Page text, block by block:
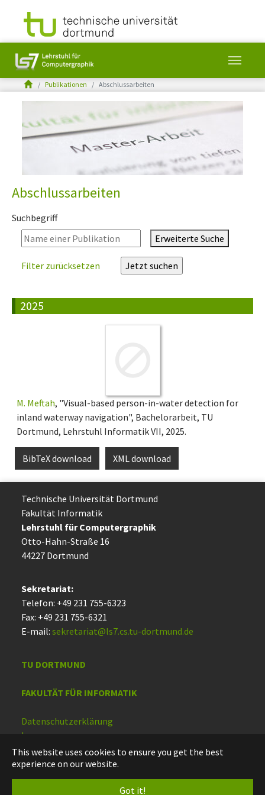
This website uses cookies to ensure you get the best
experience on our website.
Got it!
Skip to main content
You are here:Publikationen Abschlussarbeiten
Abschlussarbeiten
Suchbegriff
Erweiterte Suche
Filter zurücksetzen
2025
M. Meftah, "Visual-based person-in-water detection for
inland waterway navigation", Bachelorarbeit, TU
Dortmund, Lehrstuhl Informatik VII, 2025.
BibTeX download XML download
Technische Uni­ver­si­tät Dort­mund
Fakultät Informatik
Lehrstuhl für Computergraphik
Otto-Hahn-Straße 16
44227 Dort­mund
Sekretariat:
Telefon: +49 231 755-6323
Fax: +49 231 755-6321
E-mail: sekretariat@ls7.cs.tu-dortmund.de
TU DORTMUND
FAKULTÄT FÜR INFORMATIK
Datenschutzerklärung
Impressum
Barrierefreiheit
Deutsch